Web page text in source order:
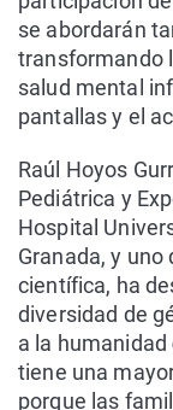
se abordarán
transformando
salud mental
pantallas y el
Raúl Hoyos
Pediátrica y
Hospital
Granada, y
científica, ha
diversidad de
a la humanidad
tiene una
porque las